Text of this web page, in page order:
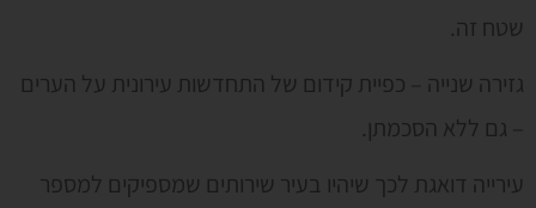
שטח זה.
גזירה שנייה – כפיית קידום של התחדשות עירונית על הערים
– גם ללא הסכמתן.
עירייה דואגת לכך שיהיו בעיר שירותים שמספיקים למספר